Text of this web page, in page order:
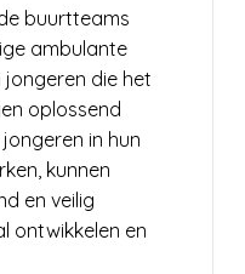
buurtteams
ambulante
jongeren die het
oplossend
in hun
kunnen
en veilig
ontwikkelen en